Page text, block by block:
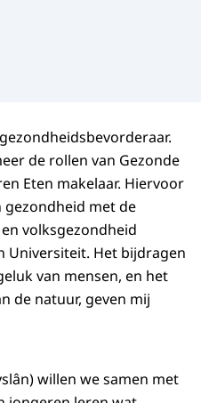
de rollen van Gezonde
Eten makelaar. Hiervoor
gezondheid met de
volksgezondheid
Universiteit. Het bijdragen
van mensen, en het
de natuur, geven mij
willen we samen met